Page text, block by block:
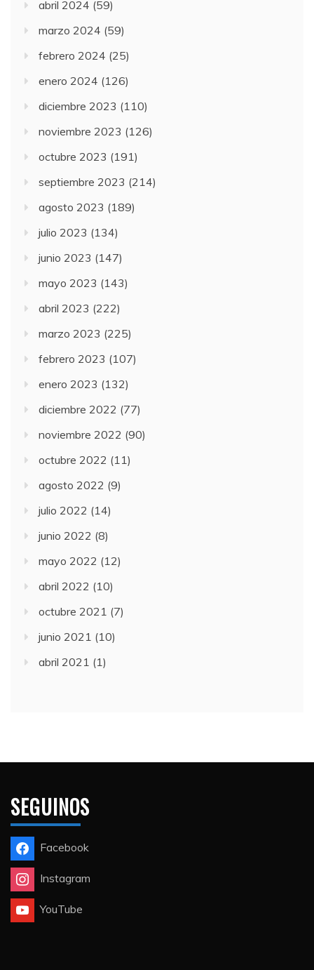
abril 2024 (59)
marzo 2024 (59)
febrero 2024 (25)
enero 2024 (126)
diciembre 2023 (110)
noviembre 2023 (126)
octubre 2023 (191)
septiembre 2023 (214)
agosto 2023 (189)
julio 2023 (134)
junio 2023 (147)
mayo 2023 (143)
abril 2023 (222)
marzo 2023 (225)
febrero 2023 (107)
enero 2023 (132)
diciembre 2022 (77)
noviembre 2022 (90)
octubre 2022 (11)
agosto 2022 (9)
julio 2022 (14)
junio 2022 (8)
mayo 2022 (12)
abril 2022 (10)
octubre 2021 (7)
junio 2021 (10)
abril 2021 (1)
SEGUINOS
Facebook
Instagram
YouTube